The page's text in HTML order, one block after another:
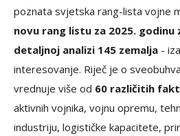
poznata svjetska rang-lista vojne
novu rang listu za 2025. godinu
detaljnoj analizi 145 zemalja -
interesovanje. Riječ je o
vrednuje više od 60 različitih
aktivnih vojnika, vojnu opremu,
industriju, logističke kapacitete,